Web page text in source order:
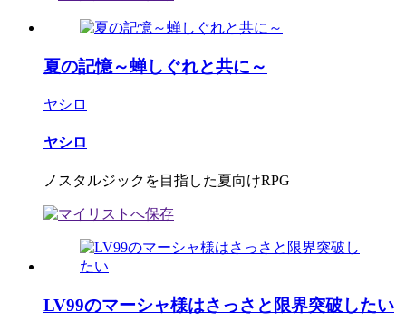
夏の記憶～蝉しぐれと共に～
ヤシロ
ヤシロ
ノスタルジックを目指した夏向けRPG
LV99のマーシャ様はさっさと限界突破したい